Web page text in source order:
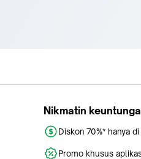
Nikmatin
Diskon 70%* hanya
Promo khusus